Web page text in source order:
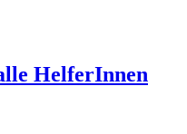
HelferInnen